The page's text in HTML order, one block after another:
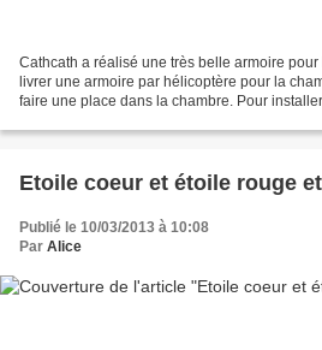
Cathcath a réalisé une très belle armoire
livrer une armoire par hélicoptère pour la
faire une place dans la chambre. Pour
Etoile coeur et étoile rouge
Publié le 10/03/2013 à 10:08
Par Alice